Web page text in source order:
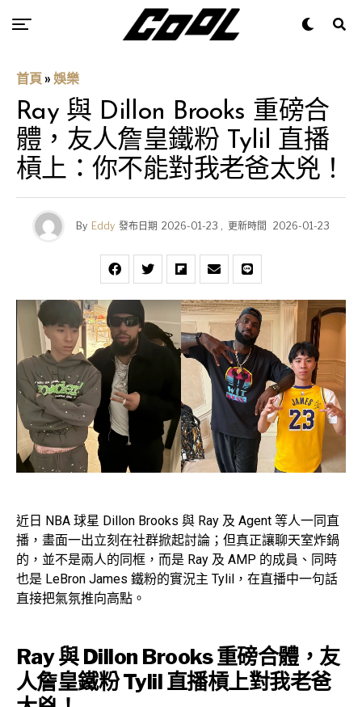
首頁 » 娛樂
Ray 與 Dillon Brooks 重磅合
體，友人詹皇鐵粉 Tylil 直播
槓上：你不能對我老爸太兇！
By Eddy 發布日期 2026-01-23 , 更新時間 2026-01-23
近日 NBA 球星 Dillon Brooks 與 Ray 及 Agent 等人一同直
播，畫面一出立刻在社群掀起討論；但真正讓聊天室炸鍋
的，並不是兩人的同框，而是 Ray 及 AMP 的成員、同時
也是 LeBron James 鐵粉的實況主 Tylil，在直播中一句話
直接把氣氛推向高點。
Ray 與 Dillon Brooks 重磅合體，友
人詹皇鐵粉 Tylil 直播槓上對我老爸